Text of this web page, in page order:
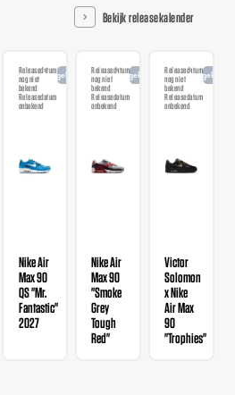
Bekijk releasekalender
Releasedatum
nog niet
bekend
Releasedatum
onbekend
Aangekondigd
Nike Air
Max 90
QS "Mr.
Fantastic"
2027
Releasedatum
nog niet
bekend
Releasedatum
onbekend
Aangekondigd
Nike Air
Max 90
"Smoke
Grey
Tough
Red"
Releasedatum
nog niet
bekend
Releasedatum
onbekend
Victor
Solomon
x Nike
Air Max
90
"Trophies"